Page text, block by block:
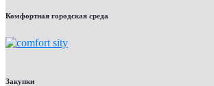
Комфортная городская среда
Закупки